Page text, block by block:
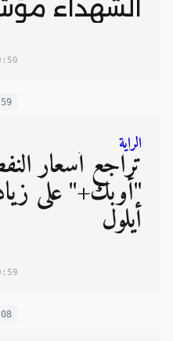
الشهداء
الراية
تراجع أسعار
"أوبك+" على
أيلول